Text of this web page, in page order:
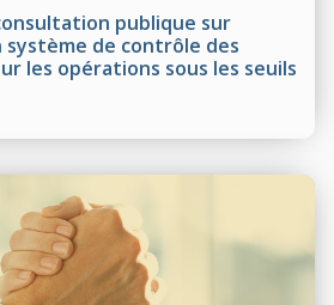
publique sur
de contrôle des
les opérations sous les seuils